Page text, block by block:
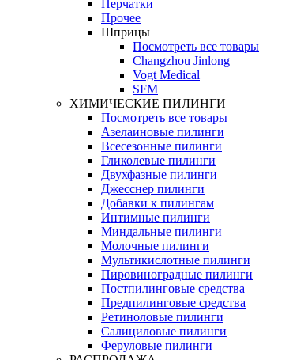
Перчатки
Прочее
Шприцы
Посмотреть все товары
Changzhou Jinlong
Vogt Medical
SFM
ХИМИЧЕСКИЕ ПИЛИНГИ
Посмотреть все товары
Азелаиновые пилинги
Всесезонные пилинги
Гликолевые пилинги
Двухфазные пилинги
Джесснер пилинги
Добавки к пилингам
Интимные пилинги
Миндальные пилинги
Молочные пилинги
Мультикислотные пилинги
Пировиноградные пилинги
Постпилинговые средства
Предпилинговые средства
Ретиноловые пилинги
Салициловые пилинги
Феруловые пилинги